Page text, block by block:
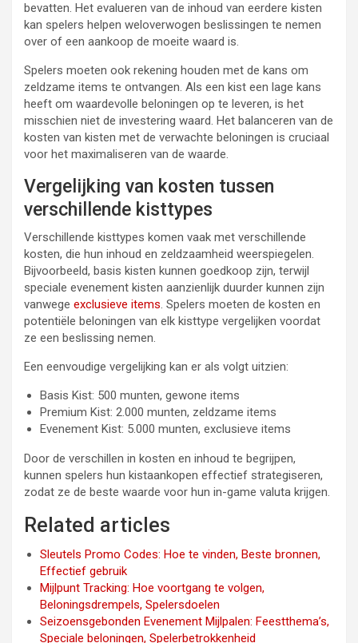
bevatten. Het evalueren van de inhoud van eerdere kisten
kan spelers helpen weloverwogen beslissingen te nemen
over of een aankoop de moeite waard is.
Spelers moeten ook rekening houden met de kans om
zeldzame items te ontvangen. Als een kist een lage kans
heeft om waardevolle beloningen op te leveren, is het
misschien niet de investering waard. Het balanceren van de
kosten van kisten met de verwachte beloningen is cruciaal
voor het maximaliseren van de waarde.
Vergelijking van kosten tussen
verschillende kisttypes
Verschillende kisttypes komen vaak met verschillende
kosten, die hun inhoud en zeldzaamheid weerspiegelen.
Bijvoorbeeld, basis kisten kunnen goedkoop zijn, terwijl
speciale evenement kisten aanzienlijk duurder kunnen zijn
vanwege exclusieve items. Spelers moeten de kosten en
potentiële beloningen van elk kisttype vergelijken voordat
ze een beslissing nemen.
Een eenvoudige vergelijking kan er als volgt uitzien:
Basis Kist: 500 munten, gewone items
Premium Kist: 2.000 munten, zeldzame items
Evenement Kist: 5.000 munten, exclusieve items
Door de verschillen in kosten en inhoud te begrijpen,
kunnen spelers hun kistaankopen effectief strategiseren,
zodat ze de beste waarde voor hun in-game valuta krijgen.
Related articles
Sleutels Promo Codes: Hoe te vinden, Beste bronnen,
Effectief gebruik
Mijlpunt Tracking: Hoe voortgang te volgen,
Beloningsdrempels, Spelersdoelen
Seizoensgebonden Evenement Mijlpalen: Feestthema’s,
Speciale beloningen, Spelerbetrokkenheid